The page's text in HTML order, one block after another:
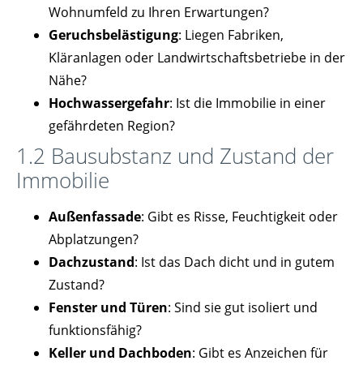
Wohnumfeld zu Ihren Erwartungen?
Geruchsbelästigung: Liegen Fabriken,
Kläranlagen oder Landwirtschaftsbetriebe in der
Nähe?
Hochwassergefahr: Ist die Immobilie in einer
gefährdeten Region?
1.2 Bausubstanz und Zustand der
Immobilie
Außenfassade: Gibt es Risse, Feuchtigkeit oder
Abplatzungen?
Dachzustand: Ist das Dach dicht und in gutem
Zustand?
Fenster und Türen: Sind sie gut isoliert und
funktionsfähig?
Keller und Dachboden: Gibt es Anzeichen für